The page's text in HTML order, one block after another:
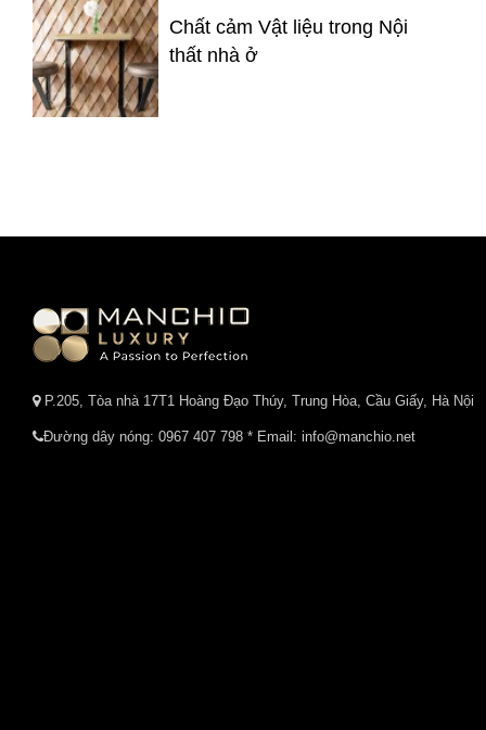
Chất cảm Vật liệu trong Nội
thất nhà ở
P.205, Tòa nhà 17T1 Hoàng Đạo Thúy, Trung Hòa, Cầu Giấy, Hà Nội
Đường dây nóng: 0967 407 798 * Email: info@manchio.net